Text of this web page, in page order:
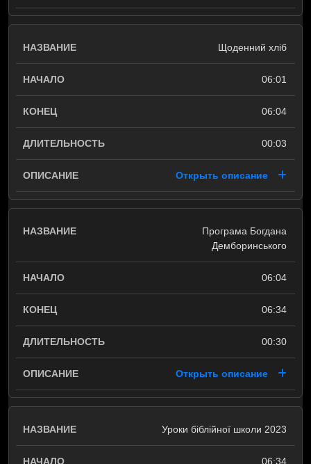
Щоденний хліб
06:01
06:04
00:03
Открыть описание
Програма Богдана
Демборинського
06:04
06:34
00:30
Открыть описание
Уроки біблійної школи 2023
06:34